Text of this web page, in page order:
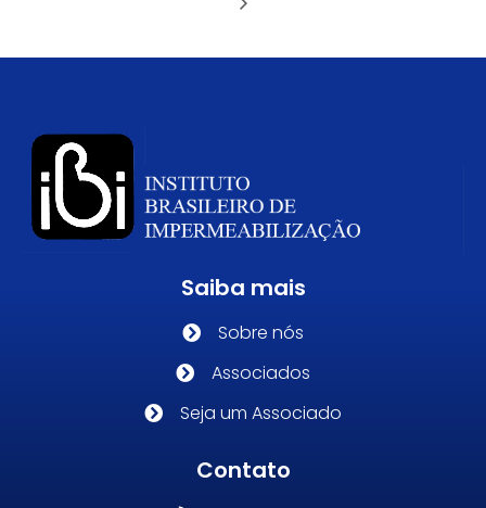
Saiba mais
Sobre nós
Associados
Seja um Associado
Contato